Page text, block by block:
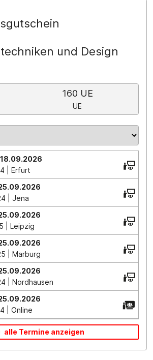
und Design
160 UE
UE
| Erfurt
| Jena
| Leipzig
| Marburg
| Nordhausen
| Online
alle Termine anzeigen